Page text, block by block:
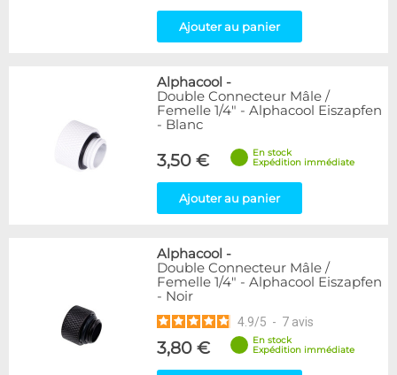
Ajouter au panier
Alphacool -
Double Connecteur Mâle /
Femelle 1/4" - Alphacool Eiszapfen
- Blanc
3,50 €
En stock
Expédition immédiate
Ajouter au panier
Alphacool -
Double Connecteur Mâle /
Femelle 1/4" - Alphacool Eiszapfen
- Noir
4.9/5 - 7 avis
3,80 €
En stock
Expédition immédiate